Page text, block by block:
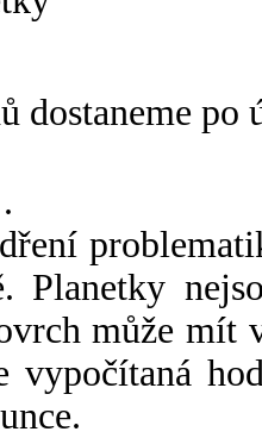
dostaneme po
.
Planetky
může mít
vypočítaná